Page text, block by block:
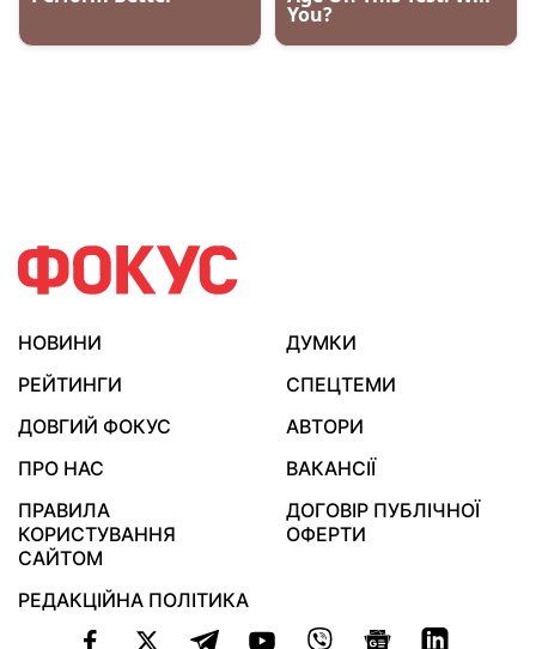
НОВИНИ
ДУМКИ
РЕЙТИНГИ
СПЕЦТЕМИ
ДОВГИЙ ФОКУС
АВТОРИ
ПРО НАС
ВАКАНСІЇ
ПРАВИЛА
КОРИСТУВАННЯ
САЙТОМ
ДОГОВІР ПУБЛІЧНОЇ
ОФЕРТИ
РЕДАКЦІЙНА ПОЛІТИКА